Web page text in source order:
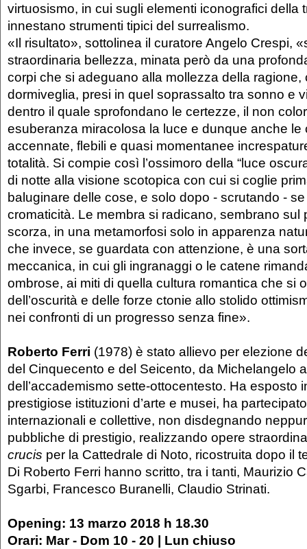
virtuosismo, in cui sugli elementi iconografici della
innestano strumenti tipici del surrealismo.
«Il risultato», sottolinea il curatore Angelo Crespi,
straordinaria bellezza, minata però da una
corpi che si adeguano alla mollezza della ragione,
dormiveglia, presi in quel soprassalto tra sonno e
dentro il quale sprofondano le certezze, il non
esuberanza miracolosa la luce e dunque anche le
accennate, flebili e quasi momentanee
totalità. Si compie così l’ossimoro della “luce
di notte alla visione scotopica con cui si coglie
baluginare delle cose, e solo dopo - scrutando -
cromaticità. Le membra si radicano, sembrano sul
scorza, in una metamorfosi solo in apparenza
che invece, se guardata con attenzione, è una
meccanica, in cui gli ingranaggi o le catene
ombrose, ai miti di quella cultura romantica che si
dell’oscurità e delle forze ctonie allo stolido
nei confronti di un progresso senza fine».
Roberto Ferri (1978) è stato allievo per elezione
del Cinquecento e del Seicento, da Michelangelo
dell’accademismo sette-ottocentesto. Ha esposto
prestigiose istituzioni d’arte e musei, ha
internazionali e collettive, non disdegnando
pubbliche di prestigio, realizzando opere
crucis per la Cattedrale di Noto, ricostruita dopo il
Di Roberto Ferri hanno scritto, tra i tanti, Maurizio
Sgarbi, Francesco Buranelli, Claudio Strinati.
Opening: 13 marzo 2018 h 18.30
Orari: Mar - Dom 10 - 20 | Lun chiuso